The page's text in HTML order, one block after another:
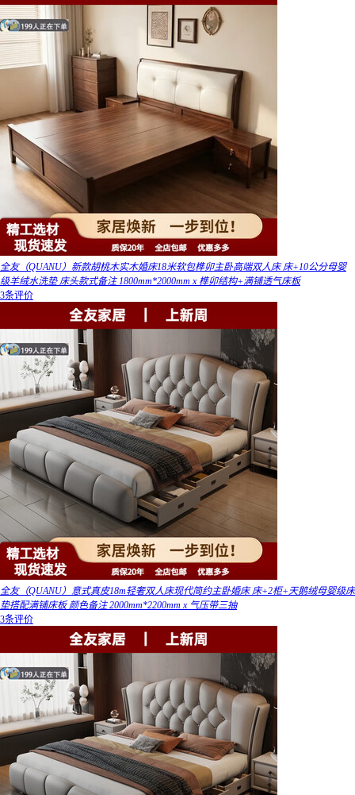
全友（QUANU）新款胡桃木实木婚床18米软包榫卯主卧高端双人床 床+10公分母婴
级羊绒水洗垫 床头款式备注 1800mm*2000mm x 榫卯结构+满铺透气床板
3条评价
全友（QUANU）意式真皮18m轻奢双人床现代简约主卧婚床 床+2柜+天鹅绒母婴级床
垫搭配满铺床板 颜色备注 2000mm*2200mm x 气压带三抽
3条评价